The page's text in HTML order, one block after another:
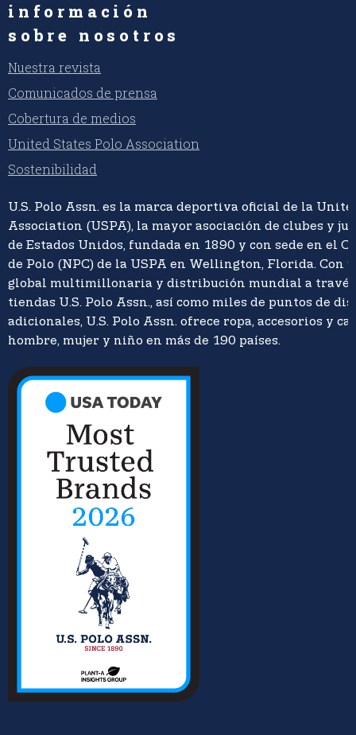
información
sobre nosotros
Nuestra revista
Comunicados de prensa
Cobertura de medios
United States Polo Association
Sostenibilidad
U.S. Polo Assn. es la marca deportiva oficial de la
Association (USPA), la mayor asociación de clubes y
de Estados Unidos, fundada en 1890 y con sede en el
de Polo (NPC) de la USPA en Wellington, Florida. Con
global multimillonaria y distribución mundial a través
tiendas U.S. Polo Assn., así como miles de puntos de
adicionales, U.S. Polo Assn. ofrece ropa, accesorios y
hombre, mujer y niño en más de 190 países.